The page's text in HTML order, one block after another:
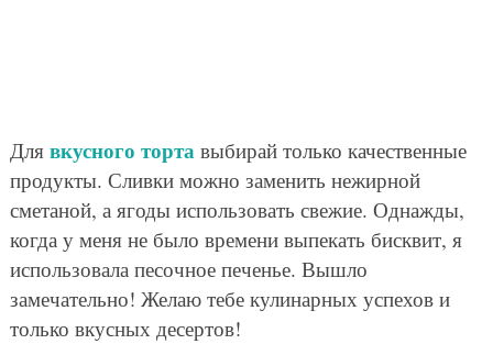
Для вкусного тортавыбирай только качественные
продукты. Сливки можно заменить нежирной
сметаной, а ягоды использовать свежие. Однажды,
когда у меня не было времени выпекать бисквит, я
использовала песочное печенье. Вышло
замечательно! Желаю тебе кулинарных успехов и
только вкусных десертов!